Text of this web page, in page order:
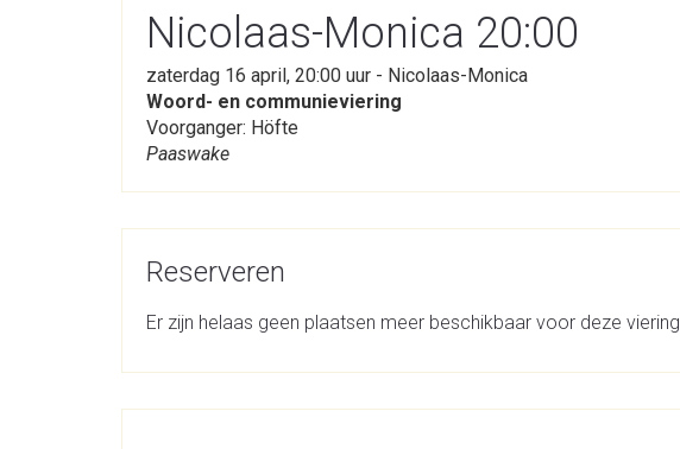
Nicolaas-Monica 20:00
zaterdag 16 april, 20:00 uur - Nicolaas-Monica
Woord- en communieviering
Voorganger: Höfte
Paaswake
Reserveren
Er zijn helaas geen plaatsen meer beschikbaar voor deze viering